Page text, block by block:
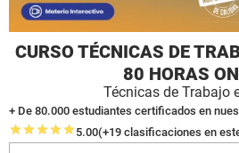
CURSO TÉCNICAS DE
80 HORAS
Técnicas de Trabajo
+ De 80.000 estudiantes certificados en
5.00(+19 clasificaciones en